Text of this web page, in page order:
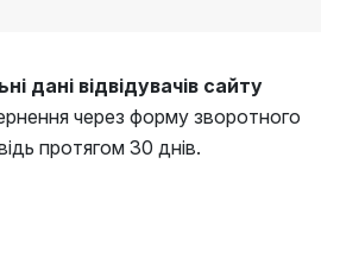
дані відвідувачів сайту
через форму зворотного
протягом 30 днів.